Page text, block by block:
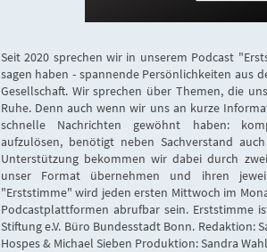
Seit 2020 sprechen wir in unserem Podcast
sagen haben - spannende Persönlichkeiten aus
Gesellschaft. Wir sprechen über Themen, die
Ruhe. Denn auch wenn wir uns an kurze
schnelle Nachrichten gewöhnt haben:
aufzulösen, benötigt neben Sachverstand
Unterstützung bekommen wir dabei durch
unser Format übernehmen und ihren
"Erststimme" wird jeden ersten Mittwoch im
Podcastplattformen abrufbar sein. Erststimme
Stiftung e.V. Büro Bundesstadt Bonn. Redaktion:
Hospes & Michael Sieben Produktion: Sandra